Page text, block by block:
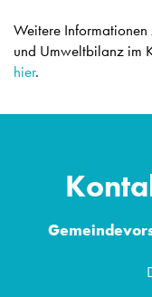
Weitere Informationen
und Umweltbilanz im
hier.